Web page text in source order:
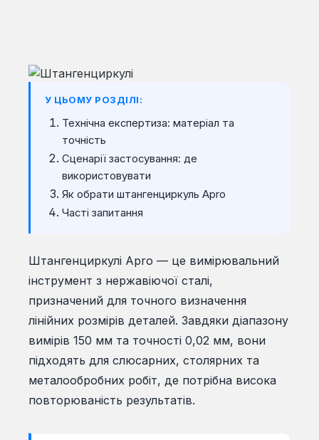
У ЦЬОМУ РОЗДІЛІ:
Технічна експертиза: матеріал та
точність
Сценарії застосування: де
використовувати
Як обрати штангенциркуль Apro
Часті запитання
Штангенциркулі Apro — це вимірювальний
інструмент з нержавіючої сталі,
призначений для точного визначення
лінійних розмірів деталей. Завдяки діапазону
вимірів 150 мм та точності 0,02 мм, вони
підходять для слюсарних, столярних та
металообробних робіт, де потрібна висока
повторюваність результатів.